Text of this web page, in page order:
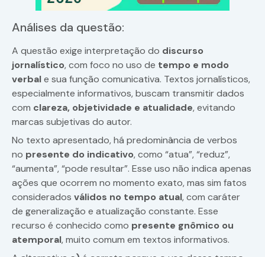
Análises da questão:
A questão exige interpretação do discurso
jornalístico, com foco no uso de tempo e modo
verbale sua função comunicativa. Textos jornalísticos,
especialmente informativos, buscam transmitir dados
com clareza, objetividade e atualidade, evitando
marcas subjetivas do autor.
No texto apresentado, há predominância de verbos
no presente do indicativo, como “atua”, “reduz”,
“aumenta”, “pode resultar”. Esse uso não indica apenas
ações que ocorrem no momento exato, mas sim fatos
considerados válidos no tempo atual, com caráter
de generalização e atualização constante. Esse
recurso é conhecido como presente gnômico ou
atemporal, muito comum em textos informativos.